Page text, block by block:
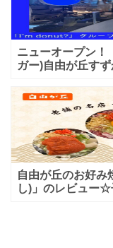
ニューオープン
ガー)自由が丘す
自由が丘のお好み
し)」のレビュー☆